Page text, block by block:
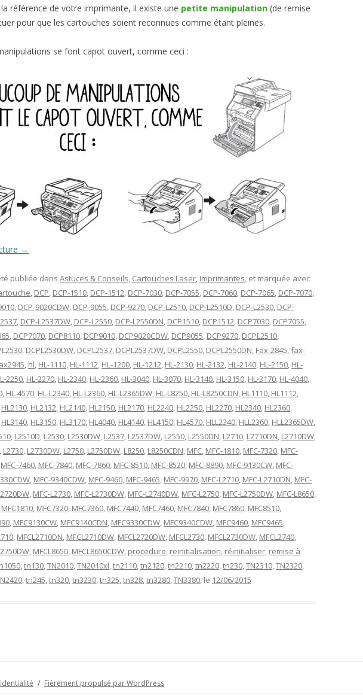
référence de votre imprimante, il existe une petite manipulation (de remise
pour que les cartouches soient reconnues comme étant pleines.
se font capot ouvert, comme ceci :
→
publiée dans Astuces & Conseils, Cartouches Laser, Imprimantes, et marquée avec
, DCP, DCP-1510, DCP-1512, DCP-7030, DCP-7055, DCP-7060, DCP-7065, DCP-7070,
, DCP-9020CDW, DCP-9055, DCP-9270, DCP-L2510, DCP-L2510D, DCP-L2530, DCP-
, DCP-L2537DW, DCP-L2550, DCP-L2550DN, DCP1510, DCP1512, DCP7030, DCP7055,
, DCP7070, DCP8110, DCP9010, DCP9020CDW, DCP9055, DCP9270, DCPL2510,
, DCPL2530DW, DCPL2537, DCPL2537DW, DCPL2550, DCPL2550DN, Fax-2845,fax-
, hl, HL-1110, HL-1112, HL-1200, HL-1212, HL-2130, HL-2132, HL-2140, HL-2150, HL-
2250, HL-2270, HL-2340, HL-2360, HL-3040, HL-3070, HL-3140, HL-3150, HL-3170, HL-4040,
, HL-4570, HL-L2340, HL-L2360, HL-L2365DW, HL-L8250, HL-L8250CDN, HL1110, HL1112,
HL2130, HL2132, HL2140, HL2150, HL2170, HL2240, HL2250, HL2270, HL2340, HL2360,
HL3140, HL3150, HL3170, HL4040, HL4140, HL4150, HL4570, HLL2340, HLL2360, HLL2365DW,
, L2510D, L2530, L2530DW, L2537, L2537DW, L2550, L2550DN, L2710, L2710DN, L2710DW,
, L2730, L2730DW, L2750, L2750DW, L8250, L8250CDN, MFC, MFC-1810, MFC-7320, MFC-
MFC-7460, MFC-7840, MFC-7860, MFC-8510, MFC-8520, MFC-8890, MFC-9130CW, MFC-
, MFC-9340CDW, MFC-9460, MFC-9465, MFC-9970, MFC-L2710, MFC-L2710DN, MFC-
, MFC-L2730, MFC-L2730DW, MFC-L2740DW, MFC-L2750, MFC-L2750DW, MFC-L8650,
MFC1810, MFC7320, MFC7360, MFC7440, MFC7460, MFC7840, MFC7860, MFC8510,
, MFC9130CW, MFC9140CDN, MFC9330CDW, MFC9340CDW, MFC9460, MFC9465,
, MFCL2710DN, MFCL2710DW, MFCL2720DW, MFCL2730, MFCL2730DW, MFCL2740,
, MFCL8650, MFCL8650CDW, procedure, reinitialisation, réinitialiser, remise à
,tn130,TN2010,TN2010xl,tn2110,tn2120,tn2210,tn2220,tn230,TN2310,TN2320,
,tn245,tn320,tn3230,tn325,tn328,tn3280,TN3380, le 12/06/2015 .
Fièrement propulsé par WordPress